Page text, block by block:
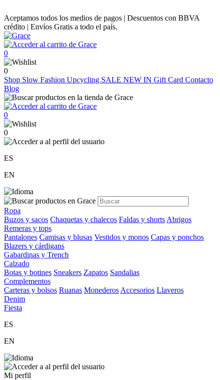
Aceptamos todos los medios de pagos | Descuentos con BBVA
crédito | Envíos Gratis a todo el país.
0
0
Shop Slow Fashion Upcycling SALE NEW IN Gift Card Contacto
Blog
0
0
ES
EN
Ropa
Buzos y sacos Chaquetas y chalecos Faldas y shorts Abrigos
Remeras y tops
Pantalones Camisas y blusas Vestidos y monos Capas y ponchos
Blazers y cárdigans
Gabardinas y Trench
Calzado
Botas y botines Sneakers Zapatos Sandalias
Complementos
Carteras y bolsos Ruanas Monederos Accesorios Llaveros
Denim
Fiesta
ES
EN
Mi perfil